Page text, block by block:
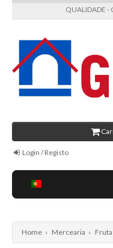
QUALIDADE -
Login / Registo
Receitas
Home › Mercearia ›